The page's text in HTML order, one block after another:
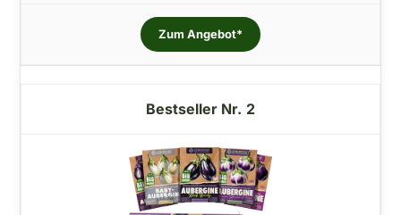
Zum Angebot*
2